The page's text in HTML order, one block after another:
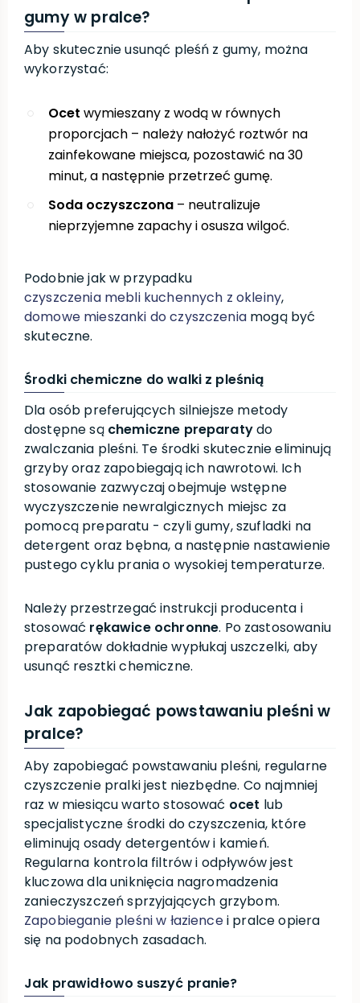
gumy w pralce?
Aby skutecznie usunąć pleśń z gumy, można
wykorzystać:
Ocet wymieszany z wodą w równych
proporcjach – należy nałożyć roztwór na
zainfekowane miejsca, pozostawić na 30
minut, a następnie przetrzeć gumę.
Soda oczyszczona – neutralizuje
nieprzyjemne zapachy i osusza wilgoć.
Podobnie jak w przypadku
czyszczenia mebli kuchennych z okleiny,
domowe mieszanki do czyszczeniamogą być
skuteczne.
Środki chemiczne do walki z pleśnią
Dla osób preferujących silniejsze metody
dostępne są chemiczne preparatydo
zwalczania pleśni. Te środki skutecznie eliminują
grzyby oraz zapobiegają ich nawrotowi. Ich
stosowanie zazwyczaj obejmuje wstępne
wyczyszczenie newralgicznych miejsc za
pomocą preparatu - czyli gumy, szufladki na
detergent oraz bębna, a następnie nastawienie
pustego cyklu prania o wysokiej temperaturze.
Należy przestrzegać instrukcji producenta i
stosować rękawice ochronne. Po zastosowaniu
preparatów dokładnie wypłukaj uszczelki, aby
usunąć resztki chemiczne.
Jak zapobiegać powstawaniu pleśni w
pralce?
Aby zapobiegać powstawaniu pleśni, regularne
czyszczenie pralki jest niezbędne. Co najmniej
raz w miesiącu warto stosować ocet lub
specjalistyczne środki do czyszczenia, które
eliminują osady detergentów i kamień.
Regularna kontrola filtrów i odpływów jest
kluczowa dla uniknięcia nagromadzenia
zanieczyszczeń sprzyjających grzybom.
Zapobieganie pleśni w łaziencei pralce opiera
się na podobnych zasadach.
Jak prawidłowo suszyć pranie?